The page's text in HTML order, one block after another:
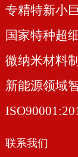
专精特新小
国家特种超
微纳米材料
新能源领域
联系我们